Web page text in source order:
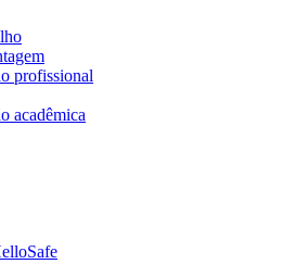
profissional
acadêmica